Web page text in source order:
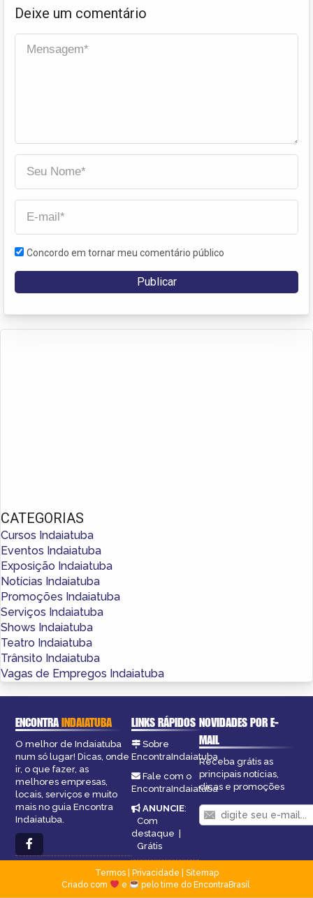
Deixe um comentário
Concordo em tornar meu comentário público
CATEGORIAS
Cursos Indaiatuba
Eventos Indaiatuba
Exposição Indaiatuba
Notícias Indaiatuba
Promoções Indaiatuba
Serviços Indaiatuba
Shows Indaiatuba
Teatro Indaiatuba
Trânsito Indaiatuba
Vagas de Empregos Indaiatuba
ENCONTRAINDAIATUBA
O melhor de Indaiatuba
num só lugar! Dicas, onde
ir, o que fazer, as
melhores empresas,
locais, serviços e muito
mais no guia Encontra
Indaiatuba.
LINKS RÁPIDOS
Sobre
EncontraIndaiatuba
Fale com o
EncontraIndaiatuba
ANUNCIE:
Com
destaque
Grátis
NOVIDADES POR E-
MAIL
Receba grátis as
principais notícias,
dicas e promoções
Termos| Privacidade
Sitemap
Criado com
e pelo time do EncontraBrasil